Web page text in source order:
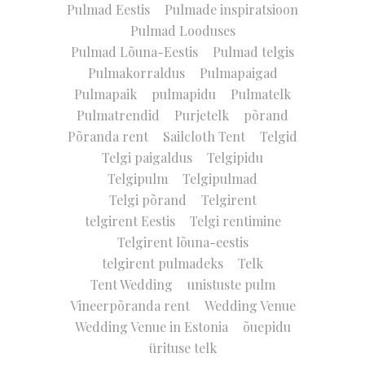
Pulmad Eestis
Pulmade inspiratsioon
Pulmad Looduses
Pulmad Lõuna-Eestis
Pulmad telgis
Pulmakorraldus
Pulmapaigad
Pulmapaik
pulmapidu
Pulmatelk
Pulmatrendid
Purjetelk
põrand
Põranda rent
Sailcloth Tent
Telgid
Telgi paigaldus
Telgipidu
Telgipulm
Telgipulmad
Telgi põrand
Telgirent
telgirent Eestis
Telgi rentimine
Telgirent lõuna-eestis
telgirent pulmadeks
Telk
Tent Wedding
unistuste pulm
Vineerpõranda rent
Wedding Venue
Wedding Venue in Estonia
õuepidu
ürituse telk